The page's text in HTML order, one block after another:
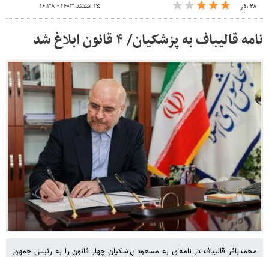
۲۸ نفر ۲۵ اسفند ۱۴۰۳ - ۱۶:۳۸
نامه قالیباف به پزشکیان/ ۴ قانون ابلاغ شد
محمدباقر قالیباف در نامه‌ای به مسعود پزشکیان چهار قانون را به رئیس جمهور